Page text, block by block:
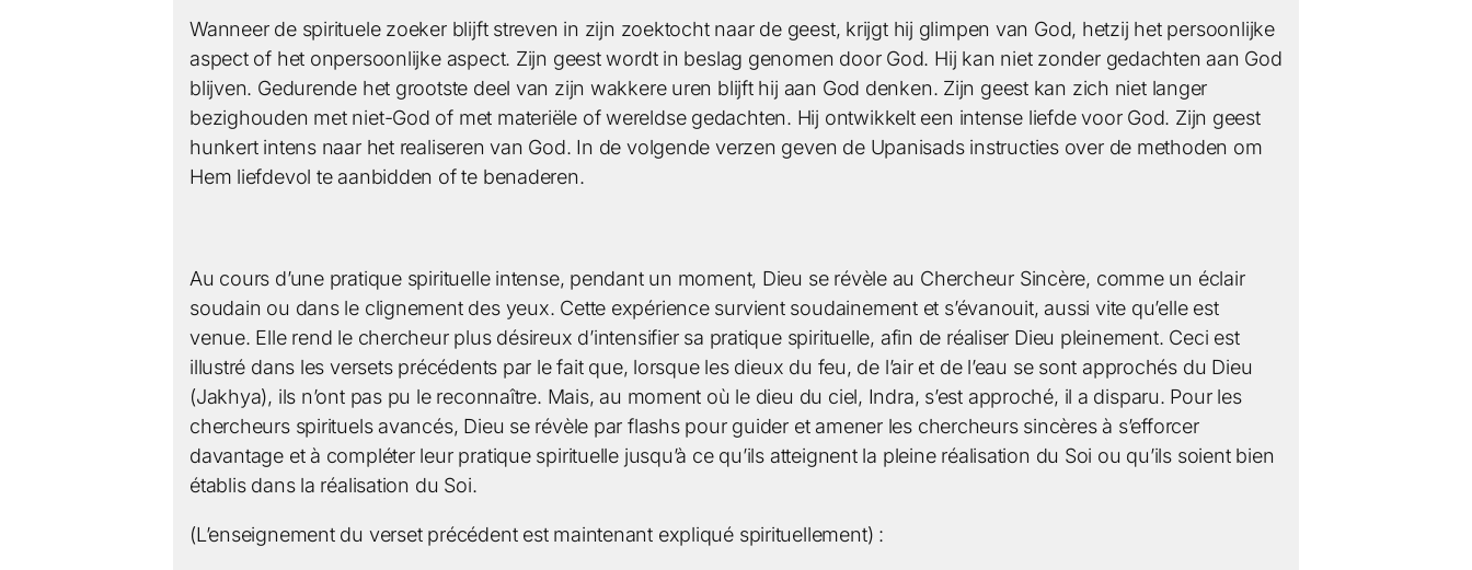
Wanneer de spirituele zoeker blijft streven in zijn zoektocht naar de geest, krijgt hij glimpen van God, hetzij het persoonlijke
aspect of het onpersoonlijke aspect. Zijn geest wordt in beslag genomen door God. Hij kan niet zonder gedachten aan God
blijven. Gedurende het grootste deel van zijn wakkere uren blijft hij aan God denken. Zijn geest kan zich niet langer
bezighouden met niet-God of met materiële of wereldse gedachten. Hij ontwikkelt een intense liefde voor God. Zijn geest
hunkert intens naar het realiseren van God. In de volgende verzen geven de Upanisads instructies over de methoden om
Hem liefdevol te aanbidden of te benaderen.
Au cours d’une pratique spirituelle intense, pendant un moment, Dieu se révèle au Chercheur Sincère, comme un éclair
soudain ou dans le clignement des yeux. Cette expérience survient soudainement et s’évanouit, aussi vite qu’elle est
venue. Elle rend le chercheur plus désireux d’intensifier sa pratique spirituelle, afin de réaliser Dieu pleinement. Ceci est
illustré dans les versets précédents par le fait que, lorsque les dieux du feu, de l’air et de l’eau se sont approchés du Dieu
(Jakhya), ils n’ont pas pu le reconnaître. Mais, au moment où le dieu du ciel, Indra, s’est approché, il a disparu. Pour les
chercheurs spirituels avancés, Dieu se révèle par flashs pour guider et amener les chercheurs sincères à s’efforcer
davantage et à compléter leur pratique spirituelle jusqu’à ce qu’ils atteignent la pleine réalisation du Soi ou qu’ils soient bien
établis dans la réalisation du Soi.
(L’enseignement du verset précédent est maintenant expliqué spirituellement) :